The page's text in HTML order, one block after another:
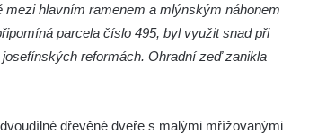
hlavním ramenem a mlýnským náhonem
parcela číslo 495, byl využit snad při
reformách. Ohradní zeď zanikla
dřevěné dveře s malými mřížovanými